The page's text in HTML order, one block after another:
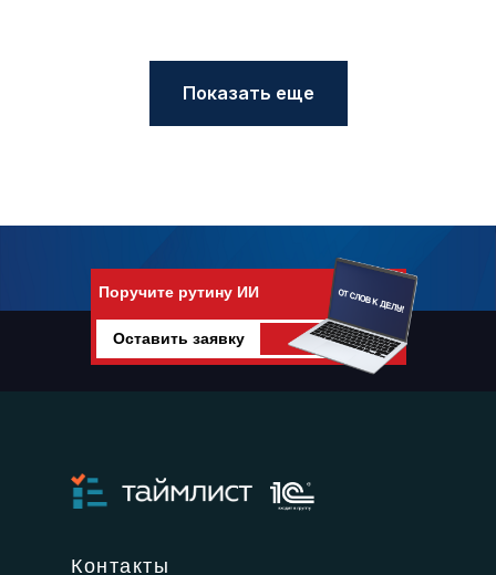
Показать еще
Оставить заявку
Поручите рутину ИИ
Контакты